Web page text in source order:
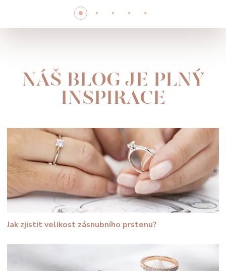
NÁŠ BLOG JE PLNÝ
INSPIRACE
Jak zjistit velikost zásnubního prstenu?